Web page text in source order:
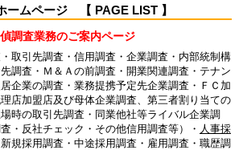
ームページ 【 PAGE LIST 】
調査業務のご案内ページ
・取引先調査・信用調査・企業調査・内部統制構
調査・Ｍ＆Ａの前調査・開業関連調査・テナン
企業の調査・業務提携予定先企業調査・ＦＣ加
店加盟店及び母体企業調査、第三者割り当ての
時の取引先調査・同業他社等ライバル企業調
・反社チェック・その他信用調査等）・ 人事採
新規採用調査・中途採用調査・雇用調査・職歴調